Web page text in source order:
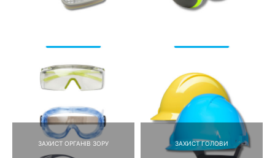
ЗАХИСТ ОРГАНІВ ЗОРУ ЗАХИСТ ГОЛОВИ